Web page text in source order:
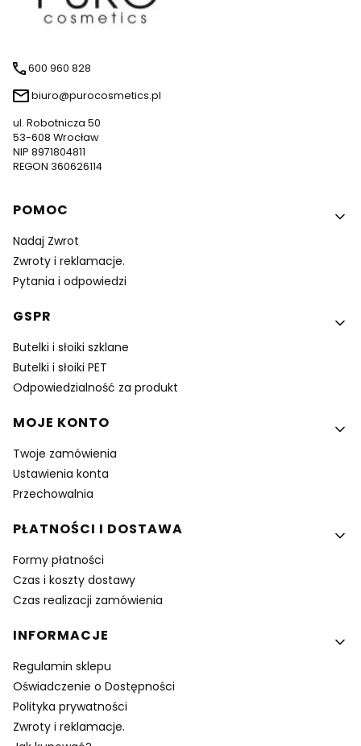
600 960 828
biuro@purocosmetics.pl
ul. Robotnicza 50
53-608 Wrocław
NIP 8971804811
REGON 360626114
Linki w stopce
POMOC
Nadaj Zwrot
Zwroty i reklamacje.
Pytania i odpowiedzi
GSPR
Butelki i słoiki szklane
Butelki i słoiki PET
Odpowiedzialność za produkt
MOJE KONTO
Twoje zamówienia
Ustawienia konta
Przechowalnia
PŁATNOŚCI I DOSTAWA
Formy płatności
Czas i koszty dostawy
Czas realizacji zamówienia
INFORMACJE
Regulamin sklepu
Oświadczenie o Dostępności
Polityka prywatności
Zwroty i reklamacje.